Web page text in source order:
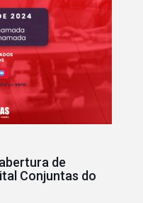
de
Conjuntas do